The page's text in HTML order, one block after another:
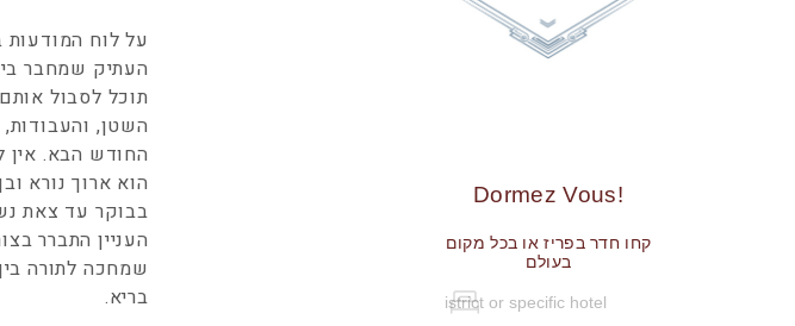
על לוח
העתיק שמחבר
תוכל לסבול
השטן,
החודש הבא. אין
הוא ארוך נורא
בבוקר עד צאת
העניין התברר
שמחכה לתורה
בריא.
!Dormez Vous
קחו חדר בפריז או בכל מקום
בעולם